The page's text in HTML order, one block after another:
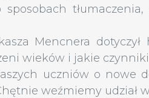
sposobach
Mencnera
wieków i jakie
uczniów o nowe
weźmiemy udział